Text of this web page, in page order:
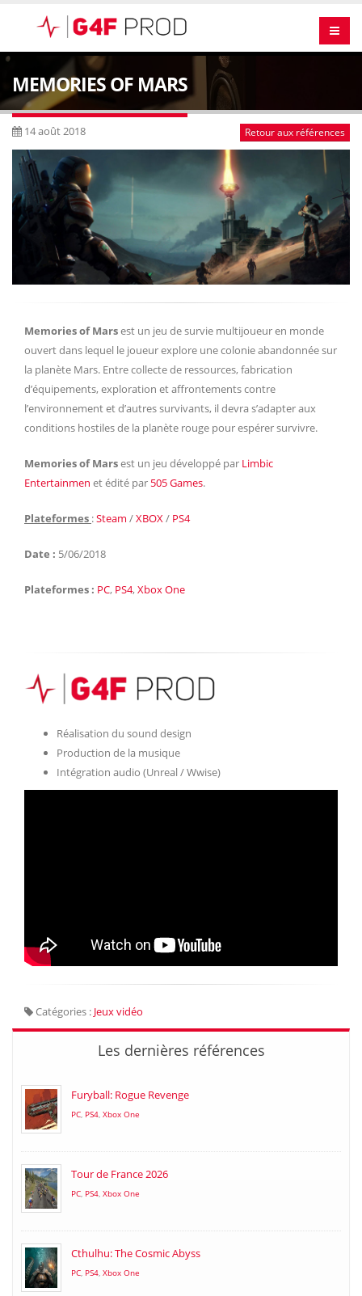
MEMORIES OF MARS
14 août 2018 Retour aux références
Memories of Marsest un jeu de survie multijoueur en monde
ouvert dans lequel le joueur explore une colonie abandonnée sur
la planète Mars. Entre collecte de ressources, fabrication
d’équipements, exploration et affrontements contre
l’environnement et d’autres survivants, il devra s’adapter aux
conditions hostiles de la planète rouge pour espérer survivre.
Memories of Marsest un jeu développé par Limbic
Entertainmen et édité par 505 Games.
Plateformes :Steam /XBOX/ PS4
Date : 5/06/2018
Plateformes : PC, PS4,Xbox One
Réalisation du sound design
Production de la musique
Intégration audio (Unreal / Wwise)
Catégories : Jeux vidéo
Les dernières références
Furyball: Rogue Revenge
PC, PS4, Xbox One
Tour de France 2026
PC, PS4, Xbox One
Cthulhu: The Cosmic Abyss
PC, PS4, Xbox One